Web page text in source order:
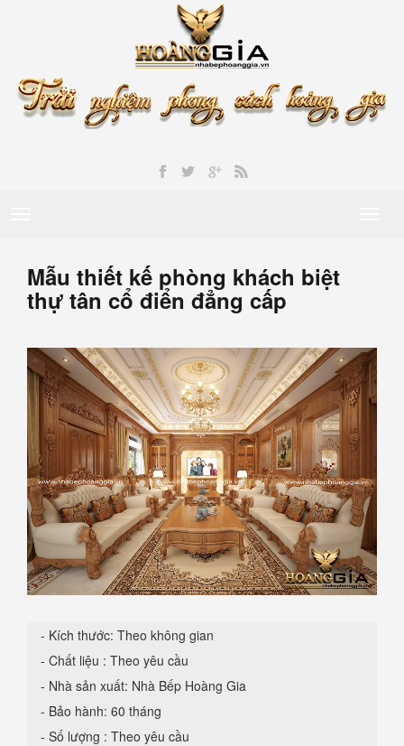
Mẫu thiết kế phòng khách biệt
thự tân cổ điển đẳng cấp
- Kích thước: Theo không gian
- Chất liệu : Theo yêu cầu
- Nhà sản xuất: Nhà Bếp Hoàng Gia
- Bảo hành: 60 tháng
- Số lượng : Theo yêu cầu